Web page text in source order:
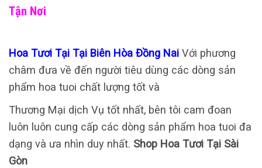
Tận Nơi
Hoa Tươi Tại Tại Biên Hòa Đồng Nai Với phương
châm đưa về đến người tiêu dùng các dòng sản
phẩm hoa tuoi chất lượng tốt và
Thương Mại dịch Vụ tốt nhất, bên tôi cam đoan
luôn luôn cung cấp các dòng sản phẩm hoa tuoi đa
dạng và ưa nhìn duy nhất. Shop Hoa Tươi Tại Sài
Gòn